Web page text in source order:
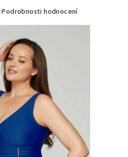
Podrobnosti hodnocení